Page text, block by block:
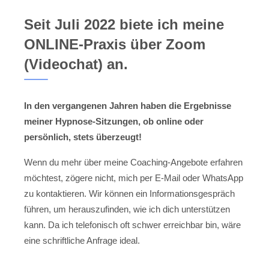
Seit Juli 2022 biete ich meine
ONLINE-Praxis über Zoom
(Videochat) an.
In den vergangenen Jahren haben die Ergebnisse
meiner Hypnose-Sitzungen, ob online oder
persönlich, stets überzeugt!
Wenn du mehr über meine Coaching-Angebote erfahren
möchtest, zögere nicht, mich per E-Mail oder WhatsApp
zu kontaktieren. Wir können ein Informationsgespräch
führen, um herauszufinden, wie ich dich unterstützen
kann. Da ich telefonisch oft schwer erreichbar bin, wäre
eine schriftliche Anfrage ideal.